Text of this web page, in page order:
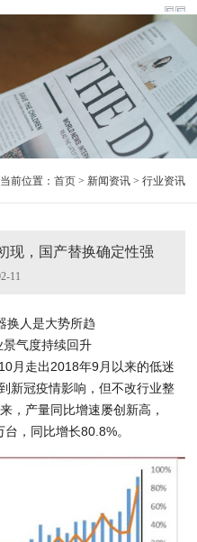
当前位置： 首页> 新闻资讯 > 行业资讯
现，国产替换确定性强
11
换人是大势所趋
气度持续回升
走出2018年9月以来的低迷
新冠疫情影响，但不改行业整
，产量同比增速屡创新高，
，同比增长80.8%。